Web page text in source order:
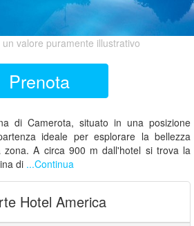
valore puramente illustrativo
Prenota
di Camerota, situato in una posizione
ideale per esplorare la bellezza
zona. A circa 900 m dall'hotel si trova la
di ...Continua
Hotel America